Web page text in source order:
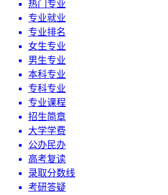
热门专业
专业就业
专业排名
女生专业
男生专业
本科专业
专科专业
专业课程
招生简章
大学学费
公办民办
高考复读
录取分数线
考研答疑